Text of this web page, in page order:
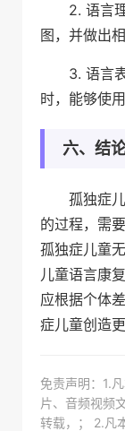
2. 语言
图，并做出
3. 语言
时，能够使
六、结
孤独症
的过程，需
孤独症儿童
儿童语言康
应根据个体
症儿童创造
免责声明：1.
片、音频视频
转载，； 2.凡